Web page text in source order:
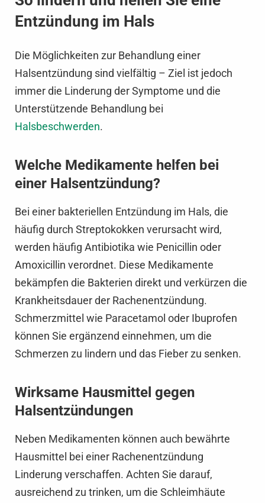
Entzündung im Hals
Die Möglichkeiten zur Behandlung einer
Halsentzündung sind vielfältig – Ziel ist jedoch
immer die Linderung der Symptome und die
Unterstützende Behandlung bei
Halsbeschwerden.
Welche Medikamente helfen bei
einer Halsentzündung?
Bei einer bakteriellen Entzündung im Hals, die
häufig durch Streptokokken verursacht wird,
werden häufig Antibiotika wie Penicillin oder
Amoxicillin verordnet. Diese Medikamente
bekämpfen die Bakterien direkt und verkürzen die
Krankheitsdauer der Rachenentzündung.
Schmerzmittel wie Paracetamol oder Ibuprofen
können Sie ergänzend einnehmen, um die
Schmerzen zu lindern und das Fieber zu senken.
Wirksame Hausmittel gegen
Halsentzündungen
Neben Medikamenten können auch bewährte
Hausmittel bei einer Rachenentzündung
Linderung verschaffen. Achten Sie darauf,
ausreichend zu trinken, um die Schleimhäute